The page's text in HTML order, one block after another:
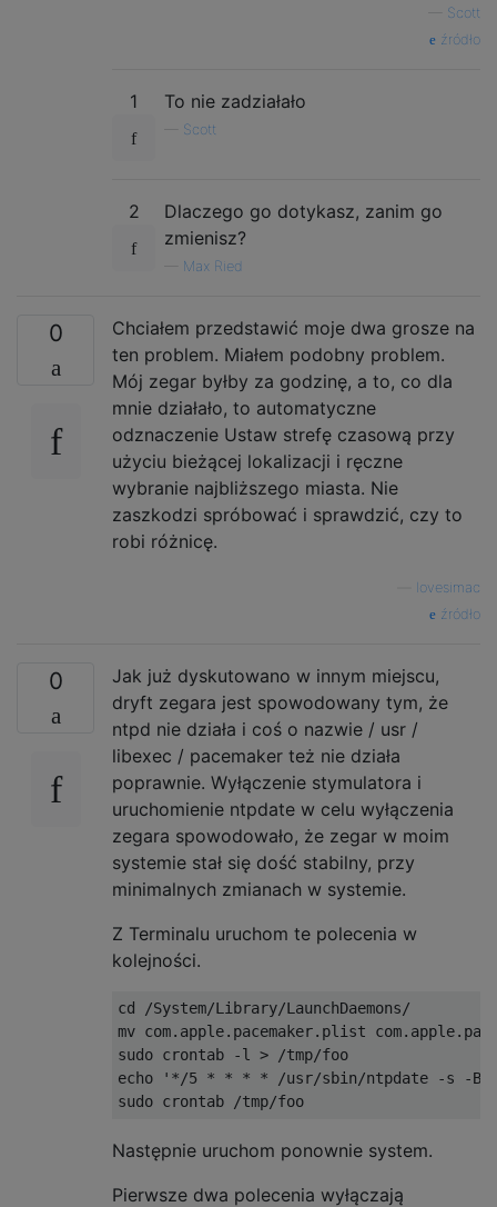
Scott
źródło
1 To nie zadziałało
Scott
2
Dlaczego go dotykasz, zanim go
zmienisz?
Max Ried
0
Chciałem przedstawić moje dwa grosze na
ten problem. Miałem podobny problem.
Mój zegar byłby za godzinę, a to, co dla
mnie działało, to automatyczne
odznaczenie Ustaw strefę czasową przy
użyciu bieżącej lokalizacji i ręczne
wybranie najbliższego miasta. Nie
zaszkodzi spróbować i sprawdzić, czy to
robi różnicę.
lovesimac
źródło
0
Jak już dyskutowano w innym miejscu,
dryft zegara jest spowodowany tym, że
ntpd nie działa i coś o nazwie / usr /
libexec / pacemaker też nie działa
poprawnie. Wyłączenie stymulatora i
uruchomienie ntpdate w celu wyłączenia
zegara spowodowało, że zegar w moim
systemie stał się dość stabilny, przy
minimalnych zmianach w systemie.
Z Terminalu uruchom te polecenia w
kolejności.
cd /System/Library/LaunchDaemons/
mv com.apple.pacemaker.plist
sudo crontab -l > /tmp/foo
echo '*/5 * * * * /usr/sbin/ntpdate -s -B -
Następnie uruchom ponownie system.
Pierwsze dwa polecenia wyłączają